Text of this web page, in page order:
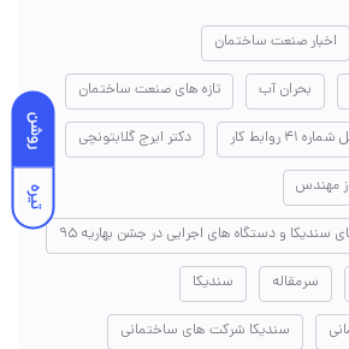
روشن
تیره
اخبار صنعت ساختمان
بحران آب تازه های صنعت ساختمان
روابط کار دکتر ایرج گلابتونچی
مهندس
سندیکا و دستگاه های اجرایی در جشن بهاریه ۹۵
سرمقاله سندیکا
سندیکا شرکت های ساختمانی